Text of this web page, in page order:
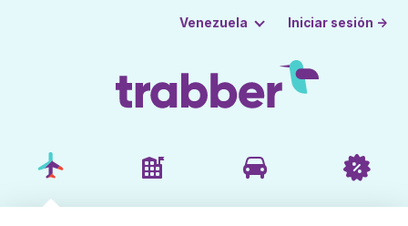
Venezuela Iniciar sesión →